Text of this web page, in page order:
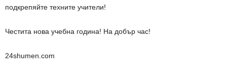
подкрепяйте техните учители!
Честита нова учебна година! На добър час!
24shumen.com